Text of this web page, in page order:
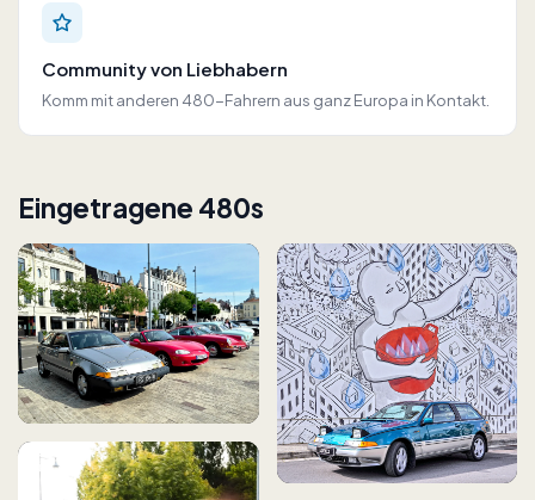
Community von Liebhabern
Komm mit anderen 480-Fahrern aus ganz Europa in Kontakt.
Eingetragene 480s